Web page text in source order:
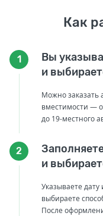
Как
1
Вы
и
Можно заказать
вместимости —
до 19-местного
2
и
Указываете
выбираете
После